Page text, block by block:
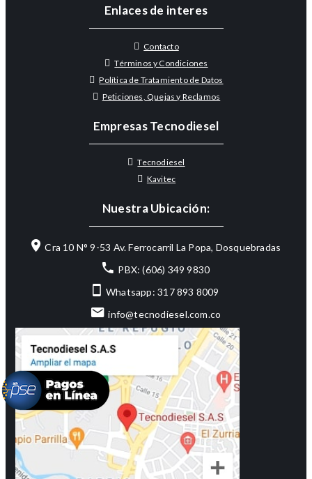
Enlaces de interes
Contacto
Términos y Condiciones
Política de Tratamiento de Datos
Peticiones, Quejas y Reclamos
Empresas Tecnodiesel
Tecnodiesel
Kavitec
Nuestra Ubicación:
Cra 10 N° 9-53 Av. Ferrocarril La Popa, Dosquebradas
PBX: (606) 349 9830
Whatsapp: 317 893 8009
info@tecnodiesel.com.co